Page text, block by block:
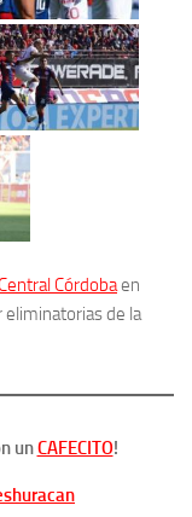
Central Córdobaen
eliminatorias de la
unCAFECITO!